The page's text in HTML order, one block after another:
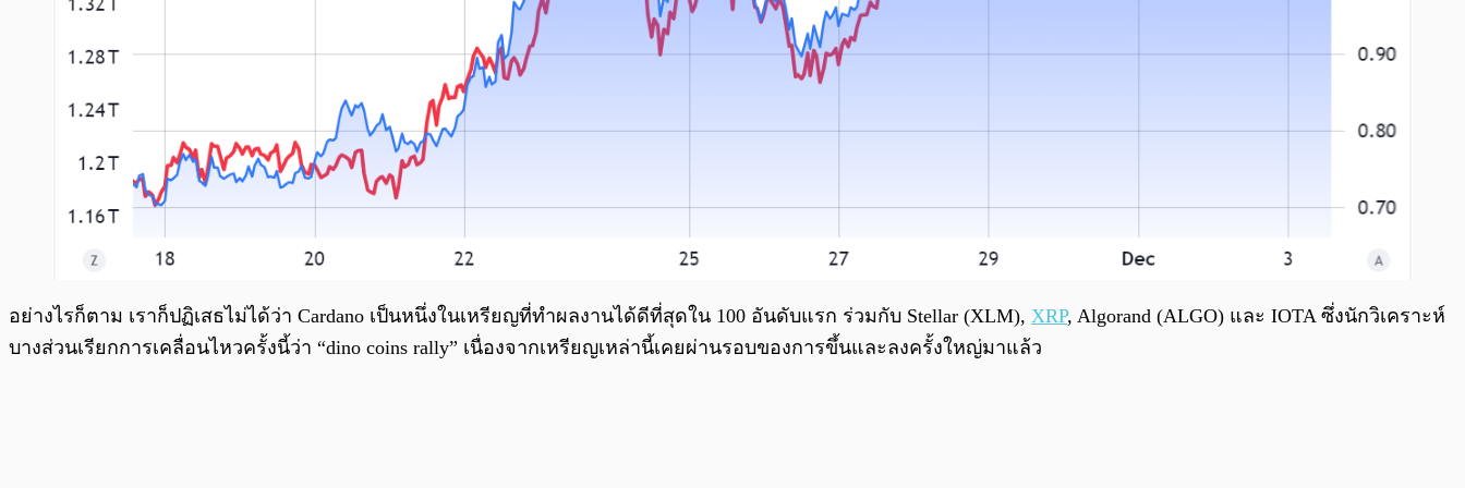
อย่างไรก็ตาม เราก็ปฏิเสธไม่ได้ว่า Cardano เป็นหนึ่งในเหรียญที่ทำผลงานได้ดีที่สุดใน 100 อันดับแรก ร่วมกับ Stellar (XLM), XRP, Algorand (ALGO) และ IOTA ซึ่งนักวิเคราะห์
บางส่วนเรียกการเคลื่อนไหวครั้งนี้ว่า “dino coins rally” เนื่องจากเหรียญเหล่านี้เคยผ่านรอบของการขึ้นและลงครั้งใหญ่มาแล้ว